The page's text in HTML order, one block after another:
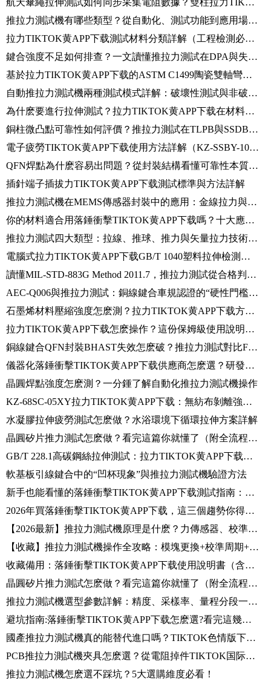
推拉力測試機有哪些類型？從自動化、測試功能到應用場景的完整分類解析
拉力TIKTOK黄APP下载測試材料分類詳解（工程檢測必讀）
鍵合強度不足如何排查？一文讀懂推拉力測試在DPA與失效分析中的核心應用
基於拉力TIKTOK黄APP下载的ASTM C1499陶瓷雙軸彎曲強度測試原理詳解
自動推拉力測試機兩種測試模式詳解：破壞性測試與非破壞性測試區別
為什麽要進行拉伸測試？拉力TIKTOK黄APP下载在材料力學性能檢測中的核心應用
銅柱微凸點可靠性如何評價？推拉力測試在TLPB與SSDB中的應用
電子疲勞TIKTOK黄APP下载使用方法詳解（KZ-SSBY-100全流程操作）
QFN焊點為什麽容易出問題？從封裝結構看懂可靠性本質（含Alpha-W260推拉力測試機應用）
插針端子插拔力TIKTOK黄APP下载測試標準與方法詳解
推拉力測試機在MEMS傳感器封裝中的應用：金線拉力與芯片推力測試技術解析
你的材料適合用落錘衝擊TIKTOK黄APP下载嗎？十大應用場景對照表
推拉力測試四大類型：拉線、推球、推力與矢量拉力技術詳解
電腦式拉力TIKTOK黄APP下载GB/T 1040塑料拉伸檢測操作規程：拉伸強度、斷裂伸長率、彈性模量一次測準
讀懂MIL-STD-883G Method 2011.7，推拉力測試從合格判定到失效歸類的完整技術手冊
AEC-Q006與推拉力測試：銅線鍵合車規認證的“硬性門檻”全解析
石墨烯材料壓縮強度怎麽測？拉力TIKTOK黄APP下载方法、標準、步驟詳解
拉力TIKTOK黄APP下载怎麽操作？這份保姆級使用說明幫你快速上手
銅線鍵合QFN封裝BHAST失效怎麽破？推拉力測試對比FSF與FSFF模式給出答案
儀器化落錘衝擊TIKTOK黄APP下载供應商怎麽選？研發實力決定數據可靠性
晶圓焊點強度怎麽測？一分鍾了解自動化推拉力測試機操作
KZ-68SC-05XY拉力TIKTOK黄APP下载：無紡布剝離強度測試操作指南
水凝膠拉伸疲勞測試怎麽做？水浴環境下循環拉伸方案詳解
晶圓矽片推力測試怎麽做？看完這篇你就懂了（附全流程實操指南）
GB/T 228.1高碳鋼絲拉伸測試：拉力TIKTOK黄APP下载方法解讀與實操指南
軟基板引線鍵合中的“凹杯現象”與推拉力測試機驗證方法
新手也能看懂的落錘衝擊TIKTOK黄APP下载測試指南：以FFF 3D打印CFRP厚層合板為例
2026年買落錘衝擊TIKTOK黄APP下载，這三個趨勢你得知道
【2026最新】推拉力測試機原理是什麽？力傳感器、校準規範、測試流程一篇講清
【收藏】推拉力測試機操作全攻略：模塊更換+校準周期+故障排查，工程師必備指南
收藏備用：落錘衝擊TIKTOK黄APP下载使用說明書（含安裝規範、校準流程、安全要點）
晶圓矽片推力測試怎麽做？看完這篇你就懂了（附全流程實操指南）
推拉力測試機選型參數詳解：精度、采樣率、量程分段一篇講透
避坑指南:落錘衝擊TIKTOK黄APP下载怎麽選?看完這幾點不踩雷
國產推拉力測試機真的能替代進口嗎？TIKTOK色情版下载對比了4個品牌
PCB推拉力測試機夾具怎麽選？從電阻掉件TIKTOK国际版色板黄轻量版看剛性支撐的重要性
推拉力測試機怎麽選不踩坑？5大選購維度必看！